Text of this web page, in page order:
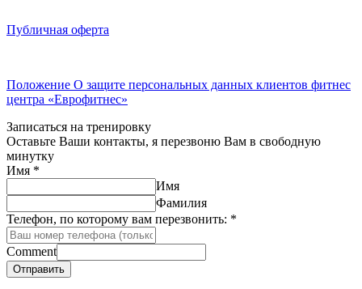
Публичная оферта
Положение О защите персональных данных клиентов фитнес
центра «Еврофитнес»
Записаться на тренировку
Оставьте Ваши контакты, я перезвоню Вам в свободную
минутку
Имя *
Имя
Фамилия
Телефон, по которому вам перезвонить: *
Comment
Отправить